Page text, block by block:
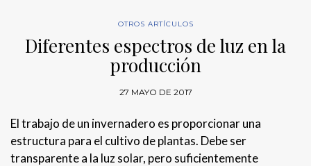
OTROS ARTÍCULOS
Diferentes espectros de luz en la
producción
27 MAYO DE 2017
El trabajo de un invernadero es proporcionar una
estructura para el cultivo de plantas. Debe ser
transparente a la luz solar, pero suficientemente